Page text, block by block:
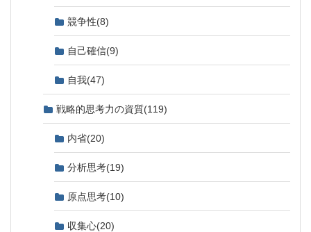
競争性(8)
自己確信(9)
自我(47)
戦略的思考力の資質(119)
内省(20)
分析思考(19)
原点思考(10)
収集心(20)